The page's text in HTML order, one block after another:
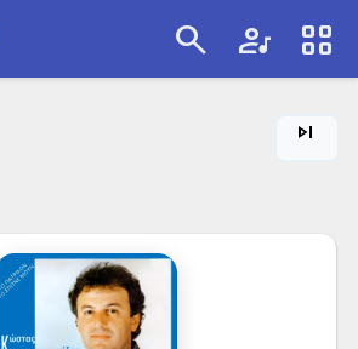
search artist view_cozy
skip_next